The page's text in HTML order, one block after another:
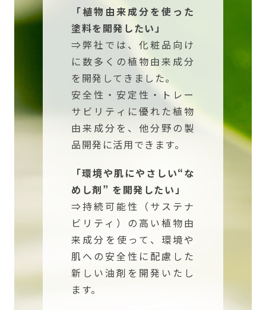
「植物由来成分を使った
塗料を開発したい」
⇒弊社では、化粧品向け
に数多くの植物由来成分
を開発してきました。
安全性・安定性・トレー
サビリティに優れた植物
由来成分を、他分野の製
品開発に活用できます。
「環境や肌にやさしい“な
めし剤” を開発したい」
⇒持続可能性（サステナ
ビリティ）の高い植物由
来成分を使って、環境や
肌への安全性に配慮した
新しい油剤を開発いたし
ます。